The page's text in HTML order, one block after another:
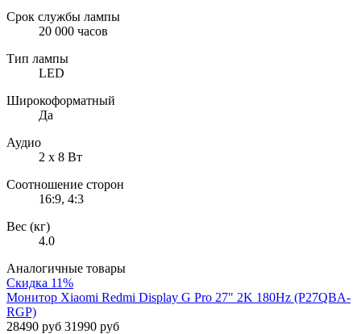
Срок службы лампы
20 000 часов
Тип лампы
LED
Широкоформатный
Да
Аудио
2 х 8 Вт
Соотношение сторон
16:9, 4:3
Вес (кг)
4.0
Аналогичные товары
Скидка 11%
Монитор Xiaomi Redmi Display G Pro 27" 2K 180Hz (P27QBA-
RGP)
28490 руб 31990 руб